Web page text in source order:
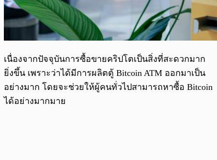
เนื่องจากปัจจุบันการซื้อขายคริปโตเป็นสิ่งที่สะดวกมาก
ยิ่งขึ้น เพราะว่าได้มีการผลิตตู้ Bitcoin ATM ออกมาเป็น
อย่างมาก โดยจะช่วยให้ผู้คนทั่วไปสามารถหาซื้อ Bitcoin
ได้อย่างมากมาย